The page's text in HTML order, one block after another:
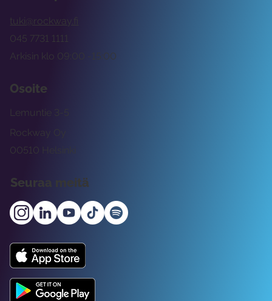
tuki@rockway.fi
Arkisin klo 09:00 -15:00
045 7731 1111
Osoite
Rockway Oy
Lemuntie 3-5
00510 Helsinki
Seuraa meitä